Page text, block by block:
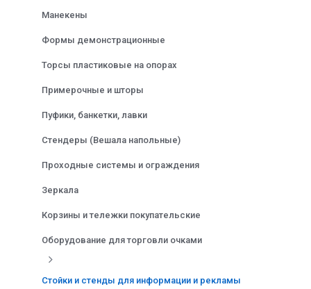
Манекены
Формы демонстрационные
Торсы пластиковые на опорах
Примерочные и шторы
Пуфики, банкетки, лавки
Стендеры (Вешала напольные)
Проходные системы и ограждения
Зеркала
Корзины и тележки покупательские
Оборудование для торговли очками
Стойки и стенды для информации и рекламы